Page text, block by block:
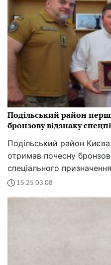
Подільський район
бронзову відзнаку
Подільський район
отримав почесну
спеціального
15:25 03.08